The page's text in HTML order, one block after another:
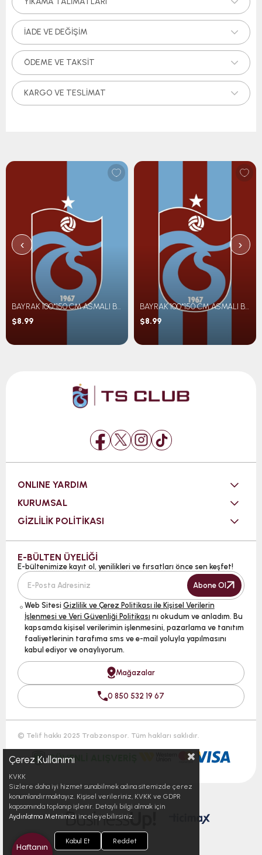
İADE VE DEĞIŞIM
ÖDEME VE TAKSIT
KARGO VE TESLIMAT
BAYRAK 100*150 CM ASMALI BM PARÇALI
$8.99
BAYRAK 100*150 CM ASMALI BM ÇİZGİLİ
$8.99
‹ ›
ONLINE YARDIM
KURUMSAL
GİZLİLİK POLİTİKASI
E-BÜLTEN ÜYELİĞİ
E-bültenimize kayıt ol, yenilikleri ve fırsatları önce sen keşfet!
Abone Ol
Web Sitesi Gizlilik ve Çerez Politikası ile Kişisel Verilerin
İşlenmesi ve Veri Güvenliği Politikası nı okudum ve anladım. Bu
kapsamda kişisel verilerimin işlenmesini, pazarlama ve tanıtım
faaliyetlerinin tarafıma sms ve e-mail yoluyla yapılmasını
kabul ediyor ve onaylıyorum.
Mağazalar
0 850 532 19 67
© Telif hakkı 2025 Trabzonspor. Tüm hakları saklıdır.
Çerez Kullanımı
KVKK
Sizlere daha iyi hizmet sunabilmek adına sitemizde çerez
konumlandırmaktayız. Kişisel verileriniz, KVKK ve GDPR
kapsamında toplanıp işlenir. Detaylı bilgi almak için
Aydınlatma Metnimizi inceleyebilirsiniz.
Kabul Et Reddet
Haftanın